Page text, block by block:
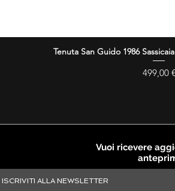
Vista
Tenuta San Guido 1986
Prezzo
499,00 €
Vuoi ricevere